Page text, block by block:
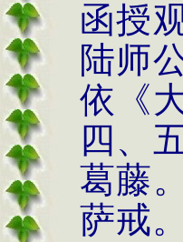
函授
陆师
依《
四、
葛藤
萨戒